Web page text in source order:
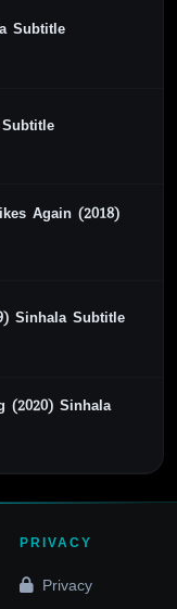
Subtitle
Again (2018)
Sinhala Subtitle
(2020) Sinhala
PRIVACY
Privacy